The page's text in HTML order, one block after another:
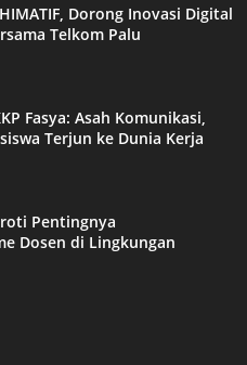
Dorong Inovasi Digital
Telkom Palu
Fasya: Asah Komunikasi,
Terjun ke Dunia Kerja
Pentingnya
Dosen di Lingkungan